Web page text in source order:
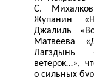
С.
Жупанин
Джалиль
Матвеева
ветерок…»,
о сильных